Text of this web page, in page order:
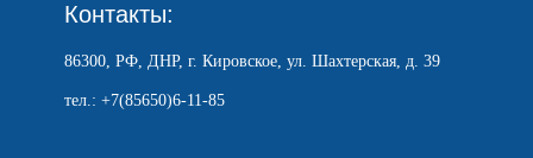
Контакты:
86300, РФ, ДНР, г. Кировское, ул. Шахтерская, д. 39
тел.: +7(85650)6-11-85